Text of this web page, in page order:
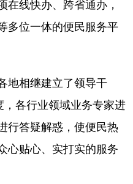
在线快办、跨省通办，
多位一体的便民服务平
相继建立了领导干
，各行业领域业务专家进
行答疑解惑，使便民热
心贴心、实打实的服务